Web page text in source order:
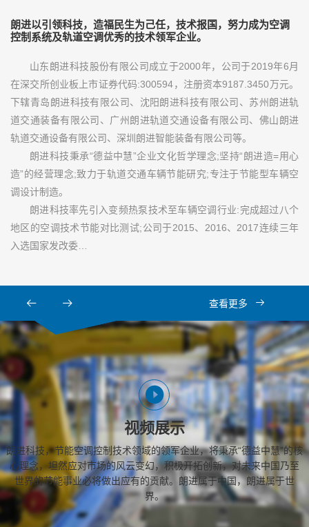
朗进以引领科技，造福民生为己任，技术报国，努力成为空调
控制系统及轨道空调优秀的技术领军企业。
山东朗进科技股份有限公司成立于2000年，公司于2019年6月
在深交所创业板上市证券代码:300594，注册资本9187.3450万元。
下辖青岛朗进科技有限公司、沈阳朗进科技有限公司、苏州朗进轨
道交通装备有限公司、广州朗进轨道交通设备有限公司、佛山朗进
轨道交通设备有限公司、深圳朗进智能装备有限公司等。
朗进科技秉承“德益中慧”企业文化哲学理念;坚持“朗进造=用心
造”的经营理念;致力于轨道交通车辆节能研究;专注于节能型车辆空
调设计制造。
朗进科技率先引入变频热泵技术至车辆空调行业:完成超过八个
地区的空调技术节能对比测试;公司于2015、2016、2017连续三年
入选国家发改委…
查看更多
视频展示
朗进科技，节能空调控制技术领域的领军企业，将秉承“德益中慧”的核
心理念，坦然应对市场的风云变幻，积极开拓创新，对未来中国乃至
世界的节能事业必将做出应有的贡献。朗进属于中国，朗进属于世
界。